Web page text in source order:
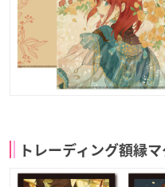
トレーディング額縁